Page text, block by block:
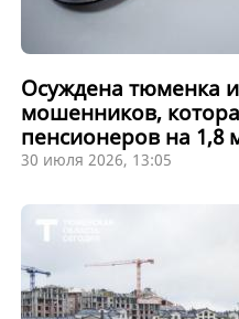
Осуждена тюменка
мошенников,
пенсионеров на 1,8
30 июля 2026, 13:05